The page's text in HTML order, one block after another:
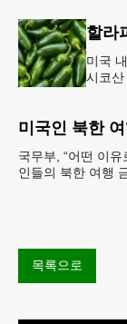
미국
시코산
미국인 북한
국무부, “어떤 이
인들의 북한 여행
목록으로